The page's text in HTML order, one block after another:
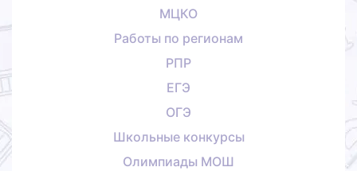
МЦКО
Работы по регионам
РПР
ЕГЭ
ОГЭ
Школьные конкурсы
Олимпиады МОШ